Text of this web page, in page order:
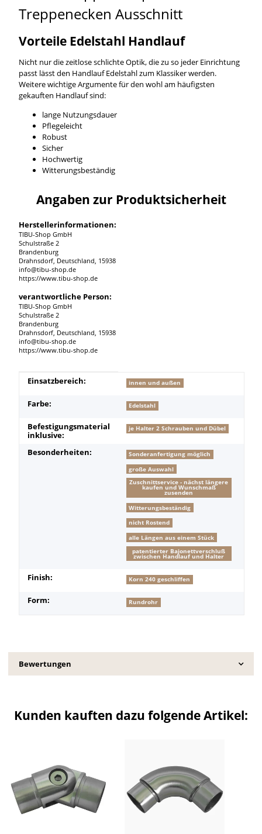
Vorteile Edelstahl Handlauf
Nicht nur die zeitlose schlichte Optik, die zu so jeder Einrichtung
passt lässt den Handlauf Edelstahl zum Klassiker werden.
Weitere wichtige Argumente für den wohl am häufigsten
gekauften Handlauf sind:
lange Nutzungsdauer
Pflegeleicht
Robust
Sicher
Hochwertig
Witterungsbeständig
Angaben zur Produktsicherheit
Herstellerinformationen:
TIBU-Shop GmbH
Schulstraße 2
Brandenburg
Drahnsdorf, Deutschland, 15938
info@tibu-shop.de
https://www.tibu-shop.de
verantwortliche Person:
TIBU-Shop GmbH
Schulstraße 2
Brandenburg
Drahnsdorf, Deutschland, 15938
info@tibu-shop.de
https://www.tibu-shop.de
Produkteigenschaft
Wert
Einsatzbereich: innen und außen
Farbe: Edelstahl
Befestigungsmaterial
inklusive:
je Halter 2 Schrauben und Dübel
Besonderheiten:
Sonderanfertigung möglich
große Auswahl
Zuschnittservice - nächst längere
kaufen und Wunschmaß
zusenden
Witterungsbeständig
nicht Rostend
alle Längen aus einem Stück
patentierter Bajonettverschluß
zwischen Handlauf und Halter
Finish: Korn 240 geschliffen
Form: Rundrohr
Bewertungen
Kunden kauften dazu folgende Artikel: